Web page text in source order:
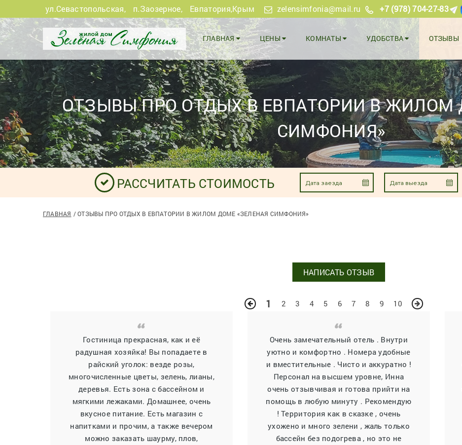
ул.Севастопольская, п.Заозерное, Евпатория,Крым zelensimfonia@mail.ru +7 (978) 704-27-83
ГЛАВНАЯ ЦЕНЫ КОМНАТЫ УДОБСТВА ОТЗЫВЫ
ОТЗЫВЫ ПРО ОТДЫХ В ЕВПАТОРИИ В ЖИЛОМ
СИМФОНИЯ»
РАССЧИТАТЬ СТОИМОСТЬ
ГЛАВНАЯ ОТЗЫВЫ ПРО ОТДЫХ В ЕВПАТОРИИ В ЖИЛОМ ДОМЕ «ЗЕЛЕНАЯ СИМФОНИЯ»
НАПИСАТЬ ОТЗЫВ
Гостиница прекрасная, как и её
радушная хозяйка! Вы попадаете в
райский уголок: везде розы,
многочисленные цветы, зелень, лианы,
деревья. Есть зона с бассейном и
мягкими лежаками. Домашнее, очень
вкусное питание. Есть магазин с
напитками и прочим, а также вечером
можно заказать шаурму, плов,
Очень замечательный отель . Внутри
уютно и комфортно . Номера удобные
и вместительные . Чисто и аккуратно !
Персонал на высшем уровне, Инна
очень отзывчивая и готова прийти на
помощь в любую минуту . Рекомендую
! Территория как в сказке , очень
ухожено и много зелени , жаль только
бассейн без подогрева , но это не
1 2 3 4 5 6 7 8 9 10